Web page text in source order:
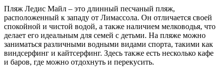
Пляж Ледис Майл – это длинный песчаный пляж,
расположенный к западу от Лимассола. Он отличается своей
спокойной и чистой водой, а также наличием мелководья, что
делает его идеальным для семей с детьми. На пляже можно
заниматься различными водными видами спорта, такими как
виндсерфинг и кайтсерфинг. Здесь также есть несколько кафе
и баров, где можно отдохнуть и перекусить.